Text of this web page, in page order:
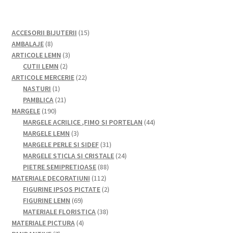
ACCESORII BIJUTERII 1515
AMBALAJE 88
produse
ARTICOLE LEMN 33
CUTII LEMN 22
produse
ARTICOLE MERCERIE 2222
NASTURI 11
produs
PAMBLICA 2121
produse
MARGELE 190190
de
produse
MARGELE ACRILICE ,FIMO SI PORTELAN 4444
MARGELE LEMN 33
produse
MARGELE PERLE SI SIDEF 3131
de
MARGELE STICLA SI CRISTALE 2424
PIETRE SEMIPRETIOASE 8888
produse
MATERIALE DECORATIUNI 112112
produse
FIGURINE IPSOS PICTATE 22
FIGURINE LEMN 6969
de
produse
MATERIALE FLORISTICA 3838
MATERIALE PICTURA 44